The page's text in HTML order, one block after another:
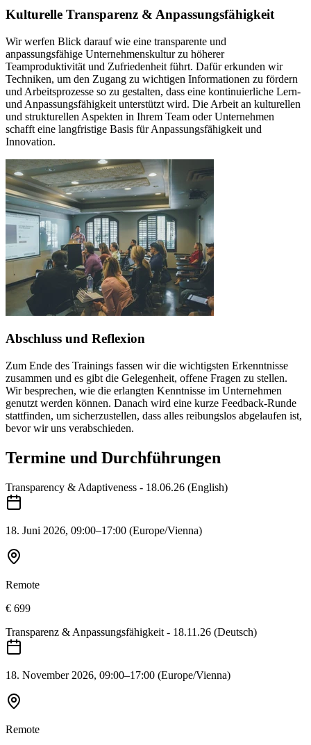
Kulturelle Transparenz & Anpassungsfähigkeit
Wir werfen Blick darauf wie eine transparente und
anpassungsfähige Unternehmenskultur zu höherer
Teamproduktivität und Zufriedenheit führt. Dafür erkunden wir
Techniken, um den Zugang zu wichtigen Informationen zu fördern
und Arbeitsprozesse so zu gestalten, dass eine kontinuierliche Lern-
und Anpassungsfähigkeit unterstützt wird. Die Arbeit an kulturellen
und strukturellen Aspekten in Ihrem Team oder Unternehmen
schafft eine langfristige Basis für Anpassungsfähigkeit und
Innovation.
Abschluss und Reflexion
Zum Ende des Trainings fassen wir die wichtigsten Erkenntnisse
zusammen und es gibt die Gelegenheit, offene Fragen zu stellen.
Wir besprechen, wie die erlangten Kenntnisse im Unternehmen
genutzt werden können. Danach wird eine kurze Feedback-Runde
stattfinden, um sicherzustellen, dass alles reibungslos abgelaufen ist,
bevor wir uns verabschieden.
Termine und Durchführungen
Transparency & Adaptiveness - 18.06.26 (English)
18. Juni 2026, 09:00–17:00 (Europe/Vienna)
Remote
€ 699
Transparenz & Anpassungsfähigkeit - 18.11.26 (Deutsch)
18. November 2026, 09:00–17:00 (Europe/Vienna)
Remote